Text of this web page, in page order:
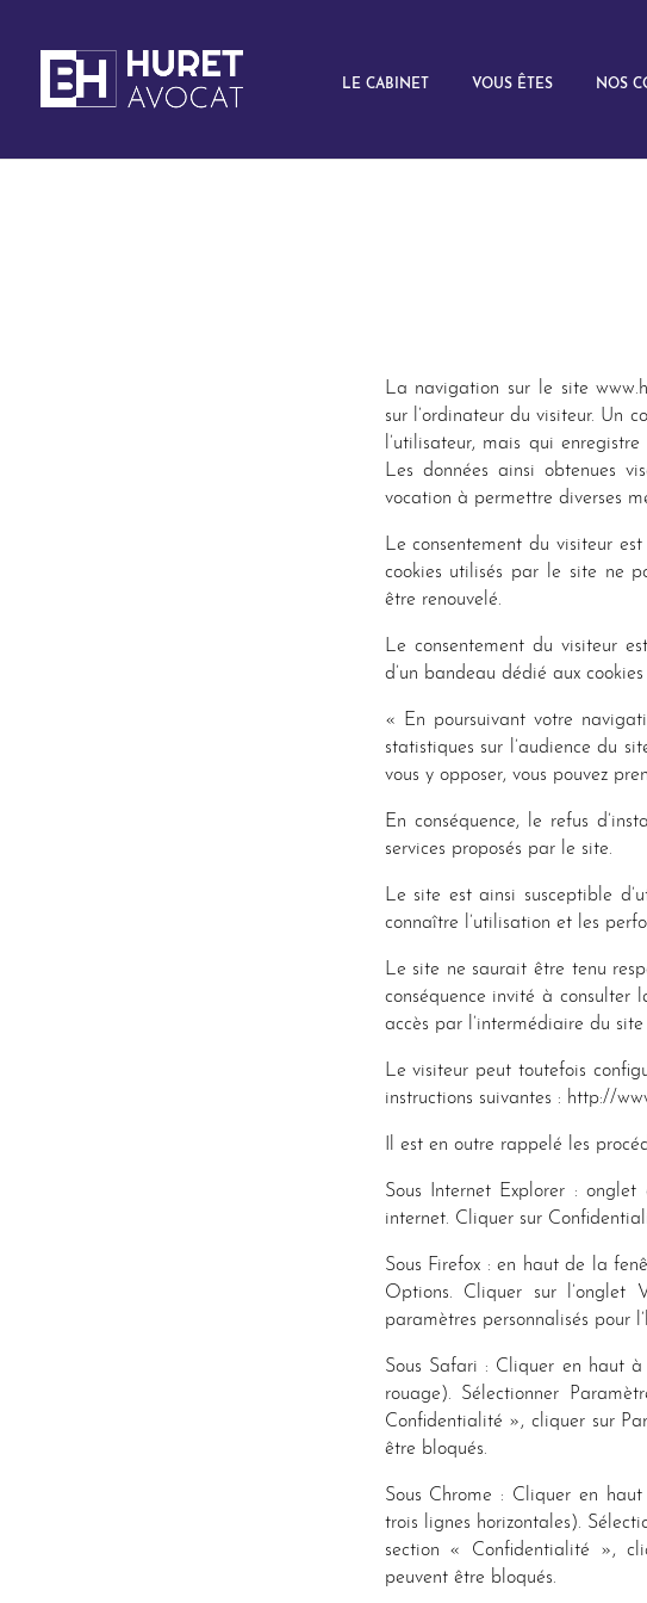
LE CABINET VOUS ÊTES NOS
La navigation sur le site
sur l’ordinateur du visiteur. Un
l’utilisateur, mais qui
Les données ainsi obtenues
vocation à permettre diverses
Le consentement du visiteur
cookies utilisés par le site ne
être renouvelé.
Le consentement du visiteur
d’un bandeau dédié aux cookies
« En poursuivant votre
statistiques sur l’audience du
vous y opposer, vous pouvez
En conséquence, le refus
services proposés par le site.
Le site est ainsi susceptible
connaître l’utilisation et les
Le site ne saurait être tenu
conséquence invité à
accès par l’intermédiaire du
Le visiteur peut toutefois
instructions suivantes : http://
Il est en outre rappelé les
Sous Internet Explorer :
internet. Cliquer sur
Sous Firefox : en haut de la
Options. Cliquer sur l’onglet
paramètres personnalisés pour
Sous Safari : Cliquer en haut
rouage). Sélectionner
Confidentialité », cliquer sur
être bloqués.
Sous Chrome : Cliquer en
trois lignes horizontales).
section « Confidentialité »,
peuvent être bloqués.